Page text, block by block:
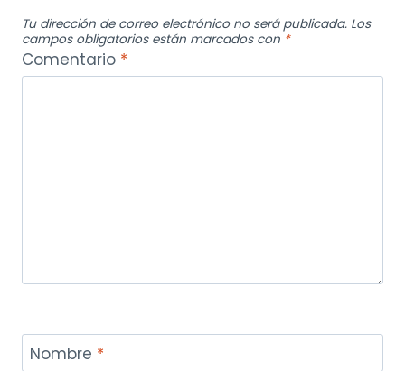
Tu dirección de correo electrónico no será publicada. Los
campos obligatorios están marcados con *
Comentario *
Nombre *